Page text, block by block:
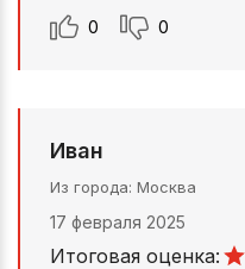
0 0
Иван
Из города Москва
17 февраля 2025
Итоговая оценка: